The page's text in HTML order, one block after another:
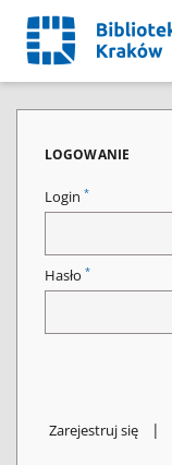
LOGOWANIE
Login *
Hasło *
Zarejestruj się |